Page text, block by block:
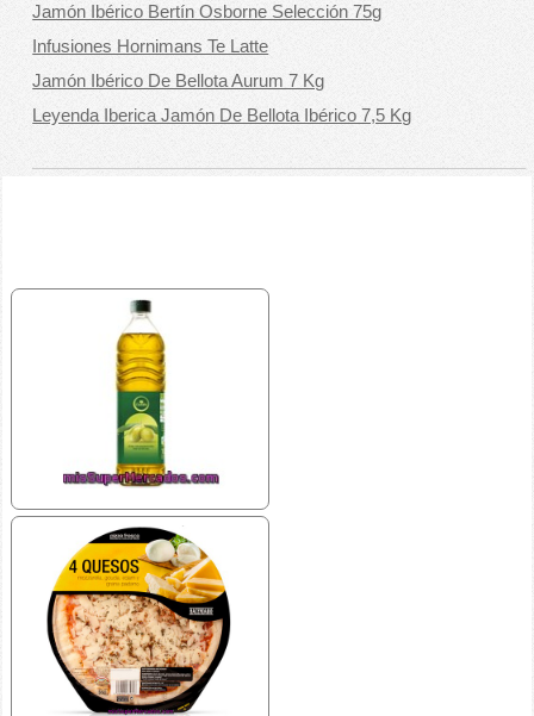
Jamón Ibérico Bertín Osborne Selección 75g
Infusiones Hornimans Te Latte
Jamón Ibérico De Bellota Aurum 7 Kg
Leyenda Iberica Jamón De Bellota Ibérico 7,5 Kg